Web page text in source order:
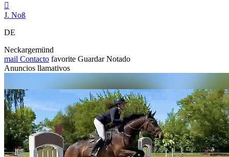

J. Noß
DE
Neckargemünd
mail Contacto favorite Guardar Notado
Anuncios llamativos